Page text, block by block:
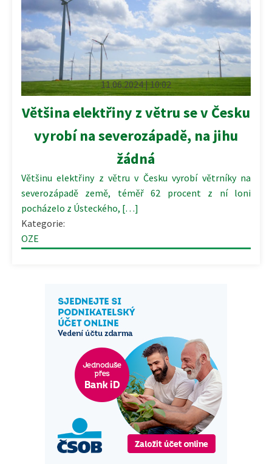
11.06.2024 | 10:02
Většina elektřiny z větru se v Česku
vyrobí na severozápadě, na jihu
žádná
Většinu elektřiny z větru v Česku vyrobí větrníky na
severozápadě země, téměř 62 procent z ní loni
pocházelo z Ústeckého, […]
Kategorie:
OZE